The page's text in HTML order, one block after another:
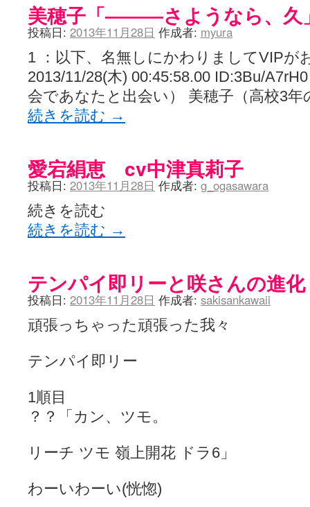
美穂子「―――さようなら、
投稿日: 2013年11月28日 作成者: myura
1 ：以下、名無しにかわりましてVIPが
2013/11/28(木) 00:45:58.00 ID:3Bu/
会であなたと出会い） 美穂子（高校3年
続きを読む →
愛宕絹恵 cv中津真莉子
投稿日: 2013年11月28日 作成者: g_ogasawara
続きを読む
続きを読む →
テンパイ即リーと咲さんの進化
投稿日: 2013年11月28日 作成者: sakisankawaii
頑張っちゃった頑張った我々
テンパイ即リー
1順目
？？「カン、ツモ。
リーチ ツモ 嶺上開花 ドラ6」
わーいわーい(恍惚)